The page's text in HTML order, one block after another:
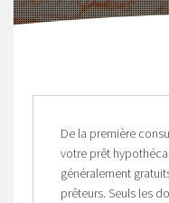
De la première
votre prêt
généralement
prêteurs. Seuls les